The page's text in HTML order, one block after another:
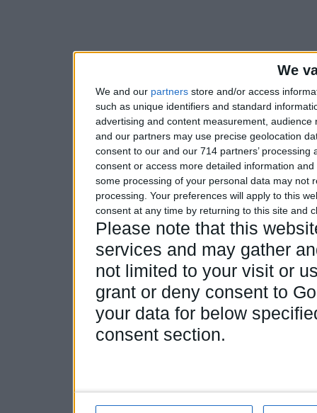
We
We and our partners store and/or access
such as unique identifiers and standard
advertising and content measurement,
and our partners may use precise geolocation
consent to our and our 714 partners’
consent or access more detailed information
some processing of your personal data may not
processing. Your preferences will apply to this
consent at any time by returning to this site and
Please note that this
services and may gather
not limited to your visit or
grant or deny consent to
your data for below
consent section.